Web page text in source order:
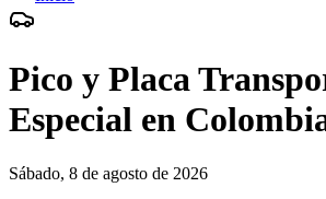
Pico y Placa
Especial en
Sábado, 8 de agosto de 2026